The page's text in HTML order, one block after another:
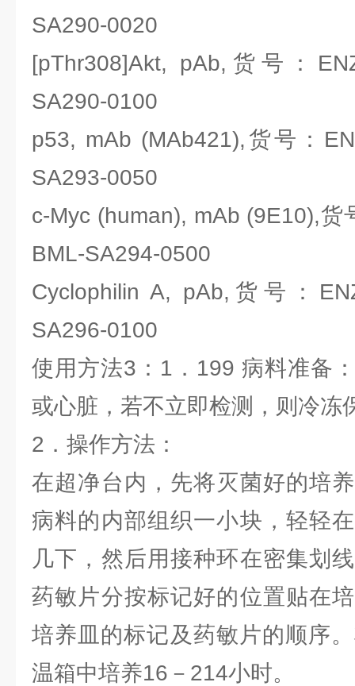
SA290-0020
[pThr308]Akt, pAb,货号：
SA290-0100
p53, mAb (MAb421),货号：
SA293-0050
c-Myc (human), mAb (9E10),货
BML-SA294-0500
Cyclophilin A, pAb,货号：
SA296-0100
使用方法3：1．199 病料准备
或心脏，若不立即检测，则冷冻
2．操作方法：
在超净台内，先将灭菌好的培
病料的内部组织一小块，轻轻
几下，然后用接种环在密集划
药敏片分按标记好的位置贴在
培养皿的标记及药敏片的顺序
温箱中培养16－214小时。